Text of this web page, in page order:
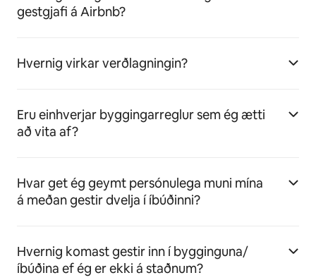
gestgjafi á Airbnb?
Hvernig virkar verðlagningin?
Eru einhverjar byggingarreglur sem ég ætti
að vita af?
Hvar get ég geymt persónulega muni mína
á meðan gestir dvelja í íbúðinni?
Hvernig komast gestir inn í bygginguna/
íbúðina ef ég er ekki á staðnum?